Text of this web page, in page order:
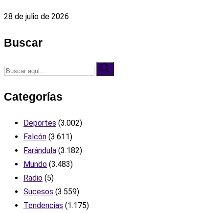
28 de julio de 2026
Buscar
Categorías
Deportes (3.002)
Falcón (3.611)
Farándula (3.182)
Mundo (3.483)
Radio (5)
Sucesos (3.559)
Tendencias (1.175)